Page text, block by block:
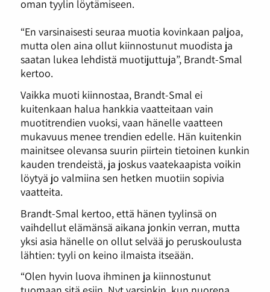
oman tyylin löytämiseen.
“En varsinaisesti seuraa muotia kovinkaan paljoa,
mutta olen aina ollut kiinnostunut muodista ja
saatan lukea lehdistä muotijuttuja”, Brandt-Smal
kertoo.
Vaikka muoti kiinnostaa, Brandt-Smal ei
kuitenkaan halua hankkia vaatteitaan vain
muotitrendien vuoksi, vaan hänelle vaatteen
mukavuus menee trendien edelle. Hän kuitenkin
mainitsee olevansa suurin piirtein tietoinen kunkin
kauden trendeistä, ja joskus vaatekaapista voikin
löytyä jo valmiina sen hetken muotiin sopivia
vaatteita.
Brandt-Smal kertoo, että hänen tyylinsä on
vaihdellut elämänsä aikana jonkin verran, mutta
yksi asia hänelle on ollut selvää jo peruskoulusta
lähtien: tyyli on keino ilmaista itseään.
“Olen hyvin luova ihminen ja kiinnostunut